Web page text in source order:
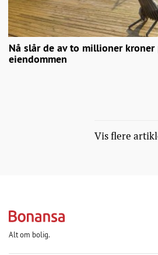
Nå slår de av to millioner kroner
eiendommen
Vis flere
Alt om bolig.